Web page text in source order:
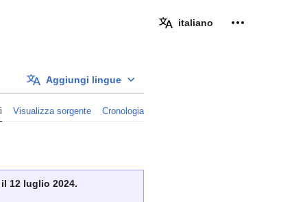
italiano
Aggiungi lingue
Visualizza sorgente Cronologia
12 luglio 2024.